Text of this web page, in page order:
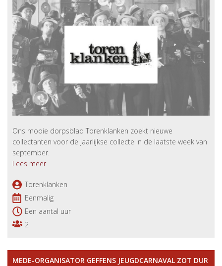
Ons mooie dorpsblad Torenklanken zoekt nieuwe
collectanten voor de jaarlijkse collecte in de laatste week van
september.
Lees meer
Torenklanken
Eenmalig
Een aantal uur
2
MEDE-ORGANISATOR GEFFENS JEUGDCARNAVAL ZOT DUR